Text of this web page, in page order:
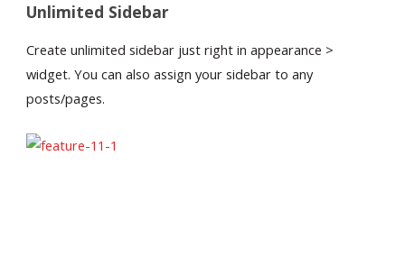
Unlimited Sidebar
Create unlimited sidebar just right in appearance >
widget. You can also assign your sidebar to any
posts/pages.